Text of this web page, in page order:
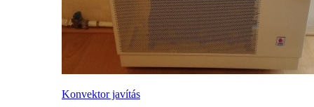
Konvektor javítás